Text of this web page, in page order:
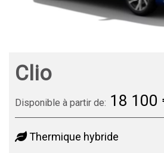
Clio
Disponible à partir de: 18 100
Thermique hybride